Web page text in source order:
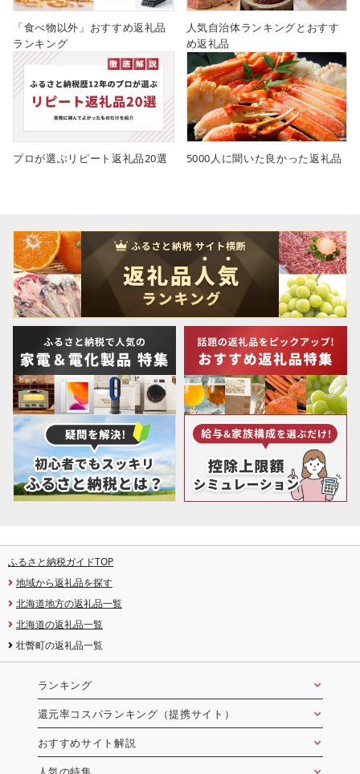
「食べ物以外」おすすめ返礼品
ランキング
人気自治体ランキングとおすす
め返礼品
プロが選ぶリピート返礼品20選 5000人に聞いた良かった返礼品
ふるさと納税ガイドTOP
地域から返礼品を探す
北海道地方の返礼品一覧
北海道の返礼品一覧
壮瞥町の返礼品一覧
ランキング
還元率コスパランキング（提携サイト）
おすすめサイト解説